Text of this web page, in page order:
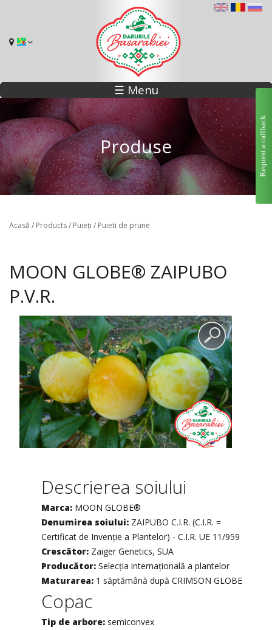
☰ Menu
Produse
Acasă / Products/ Puieți / Puieti de prune
MOON GLOBE® ZAIPUBO
P.V.R.
Descrierea soiului
Marca: MOON GLOBE®
Denumirea soiului: ZAIPUBO C.I.R. (C.I.R. =
Certificat de Invenție a Plantelor) - C.I.R. UE 11/959
Crescător: Zaiger Genetics, SUA
Producător: Selecția internațională a plantelor
Maturarea: 1 săptămână după CRIMSON GLOBE
Copac
Tip de arbore: semiconvex
Request a callback